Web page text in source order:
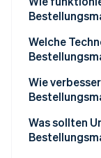
Welche
Wie
Was sollten